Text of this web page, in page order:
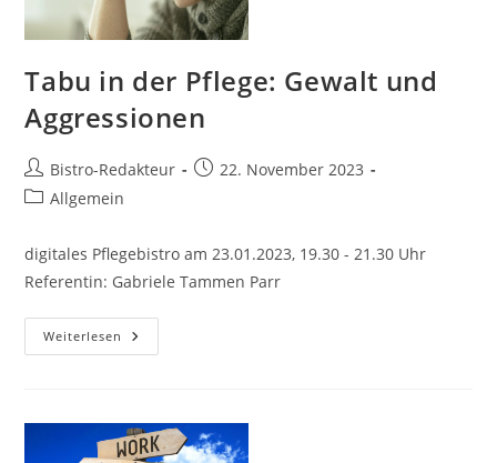
Tabu in der Pflege: Gewalt und
Aggressionen
Beitrags-
Autor:
Bistro-Redakteur
Beitrag22. November 2023
Beitrags-
Allgemein
digitales Pflegebistro am 23.01.2023, 19.30 - 21.30 Uhr
Referentin: Gabriele Tammen Parr
Weiterlesen Tabu
In
Aggressionen